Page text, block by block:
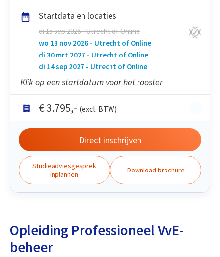
Opleiding Professioneel VvE-
beheer
Startdata en locaties
di 15 sep 2026 - Utrecht of Online
wo 18 nov 2026 - Utrecht of Online
di 30 mrt 2027 - Utrecht of Online
di 14 sep 2027 - Utrecht of Online
Klik op een startdatum voor het rooster
€3.795,- (excl. BTW)
Direct inschrijven
Studieadviesgesprek
inplannen
Download brochure